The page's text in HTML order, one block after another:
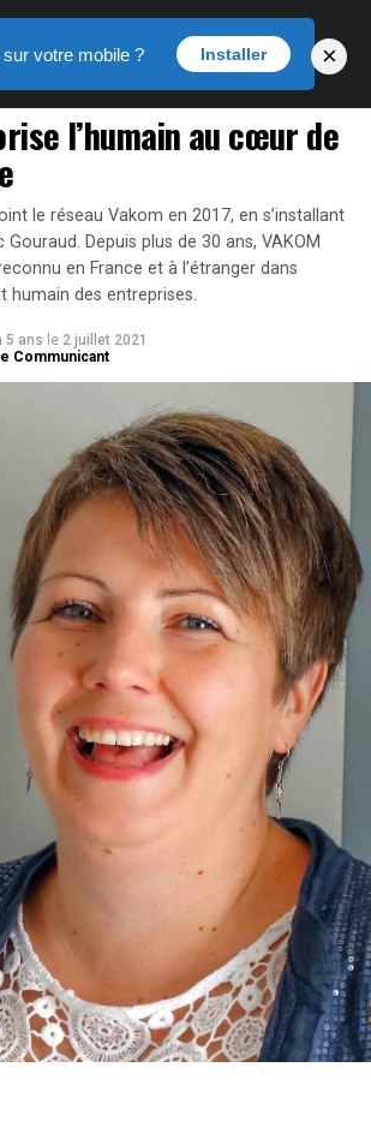
l’humain au cœur de
le réseau Vakom en 2017, en s’installant
Depuis plus de 30 ans, VAKOM
en France et à l’étranger dans
humain des entreprises.
5 ans le 2 juillet 2021
Communicant
votre mobile ? Installer ×